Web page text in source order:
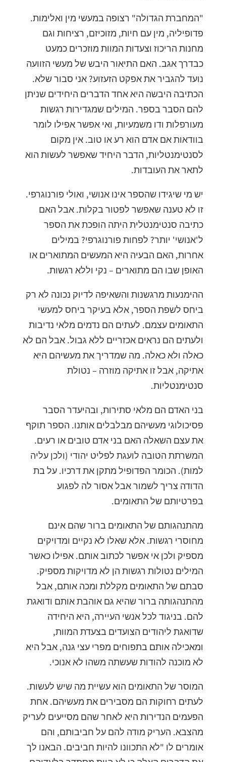
"המחברת הגדולה" רצופה במעשי מין ואלימות.
פדופיליה, מין עם חיות, מזוכיזם, רציחות וגם
מחנות הריכוז וצעדות המוות מוזכרים כמעט
כבדרך אגב. האם התיאור היבש של מעשי הזוועה
נועד להגביר את אפקט הזעזוע? אני סבור שלא.
הכתיבה היבשה היא אחד הדברים היחידים שניתן
להם הסבר בספר. המילים שמגדירות רגשות
מעורפלות ודו משמעיות, ואי אפשר אפילו לומר
בוודאות אם אדם הוא רע או טוב. אין מקום
לסנטימנטליות, הדבר היחיד שאפשר לעשות הוא
לתאר את העובדות.
יש מי שיגידו שהספר אינו אנושי, ואולי פורנוגרפי.
זו לא טענה שאפשר לפטור בקלות. אבל האם
כתיבה סנטימנטלית היתה הופכת את הספר
ל'אנושי' יותר? לפחות פורנוגרפי? במילים
אחרות, האם הבעיה היא המעשים המתוארים או
האופן שבו הם מתוארים – נקי וללא רגשות.
ההימנעות מרגשנות והשאיפה לדיוק נכונה לא רק
ביחס לשפת הספר, אלא בעיקר ביחס למעשי
התאומים עצמם. לעתים הם נדמים מלאי נדיבות
ולעתים הם נראים אכזריים ללא גבול. אבל הם לא
כאלה ולא כאלה. מה שמדריך את מעשיהם היא
אתיקה, אבל זו אתיקה מוזרה – נטולת
סנטימנטליות.
בני האדם הם מלאי סתירות, ובהיעדר הסבר
פסיכולוגי מעשיהם מבלבלים אותנו. הספר תוקף
את עצם השאלה האם בני אדם טובים או רעים.
המשרתת הטובה לועגת לפליט יהודי (ולכן עליה
למות). הכומר הפדופיל מתקן את דרכיו. על בת
הדודה צריך לשמור אבל אסור לה לפגוע
בפרטיותם של התאומים.
מהתנהגותם של התאומים ברור שהם אינם
מחוסרי רגשות. אלא שאלו לא נקיים ומדויקים
מספיק ולכן אי אפשר לכתוב אותם. אפילו כאשר
המילים נטולות רגשות הן לא מדויקות מספיק.
סבתם של התאומים מקללת ומכה אותם, אבל
מהתנהגותה ברור שהיא גם אוהבת אותם ודואגת
להם. בניגוד לכל אנשי העיירה, היא היחידה
שדואגת ליהודים הצועדים בצעדת המוות,
ומאכילה אותם בתפוחים מפרי עצי גנה, אבל היא
לא מוכנה להודות שעשתה משהו לא אנוכי.
המוסר של התאומים הוא עשיית מה שיש לעשות.
לעתים רחוקות הם מסבירים את מעשיהם. אחת
הפעמים הנדירות היא לאחר שהם מסייעים לעריק
מהצבא. העריק מודה להם על חביבותם, והם
אומרים לו "לא התכוונו להיות חביבים. הבאנו לך